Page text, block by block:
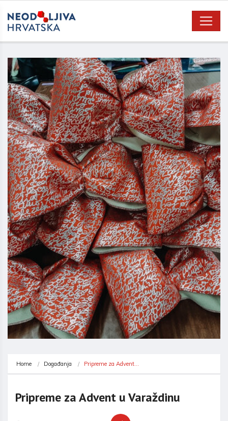
Home Događanja Pripreme za Advent…
Pripreme za Advent u Varaždinu